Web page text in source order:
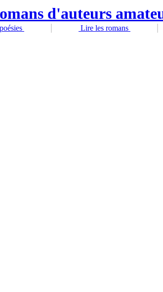
Lire les romans